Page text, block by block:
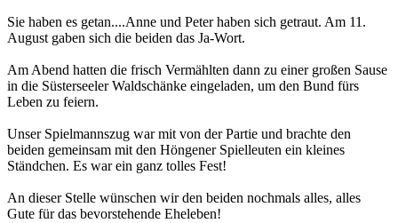
Sie haben es getan....Anne und Peter haben sich getraut. Am 11.
August gaben sich die beiden das Ja-Wort.
Am Abend hatten die frisch Vermählten dann zu einer großen Sause
in die Süsterseeler Waldschänke eingeladen, um den Bund fürs
Leben zu feiern.
Unser Spielmannszug war mit von der Partie und brachte den
beiden gemeinsam mit den Höngener Spielleuten ein kleines
Ständchen. Es war ein ganz tolles Fest!
An dieser Stelle wünschen wir den beiden nochmals alles, alles
Gute für das bevorstehende Eheleben!